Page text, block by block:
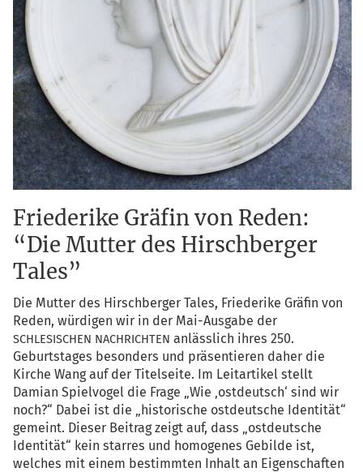
Friederike Gräfin von Reden:
“Die Mutter des Hirschberger
Tales”
Die Mut­ter des Hirsch­ber­ger Tales, Frie­de­ri­ke Grä­fin von
Reden, wür­di­gen wir in der Mai-Aus­ga­be der
SCHLESISCHEN NACHRICHTEN anläss­lich ihres 250.
Geburts­ta­ges beson­ders und prä­sen­tie­ren daher die
Kir­che Wang auf der Titel­sei­te. Im Leit­ar­ti­kel stellt
Dami­an Spiel­vo­gel die Fra­ge „Wie ‚ost­deutsch‘ sind wir
noch?“ Dabei ist die „his­to­ri­sche ost­deut­sche Iden­ti­tät“
gemeint. Die­ser Bei­trag zeigt auf, dass „ost­deut­sche
Iden­ti­tät“ kein star­res und homo­ge­nes Gebil­de ist,
wel­ches mit einem bestimm­ten Inhalt an Eigen­schaf­ten